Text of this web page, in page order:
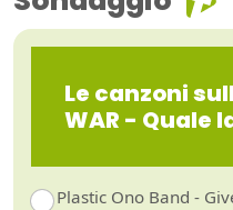
Le canzoni
WAR - Quale
Plastic Ono Band -